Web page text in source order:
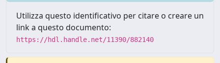
Utilizza questo identificativo per citare o creare un
link a questo documento:
https://hdl.handle.net/11390/882140